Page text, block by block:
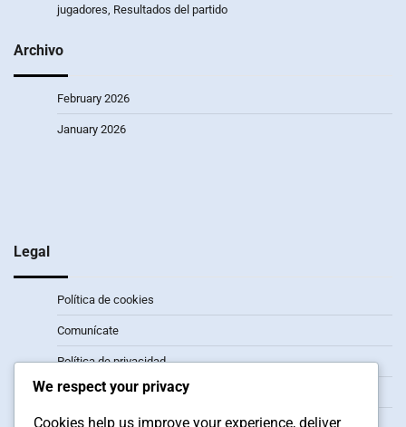
jugadores, Resultados del partido
Archivo
February 2026
January 2026
Legal
Política de cookies
Comunícate
Política de privacidad
Acerca de
Acuerdo de usuario
We respect your privacy
Cookies help us improve your experience, deliver